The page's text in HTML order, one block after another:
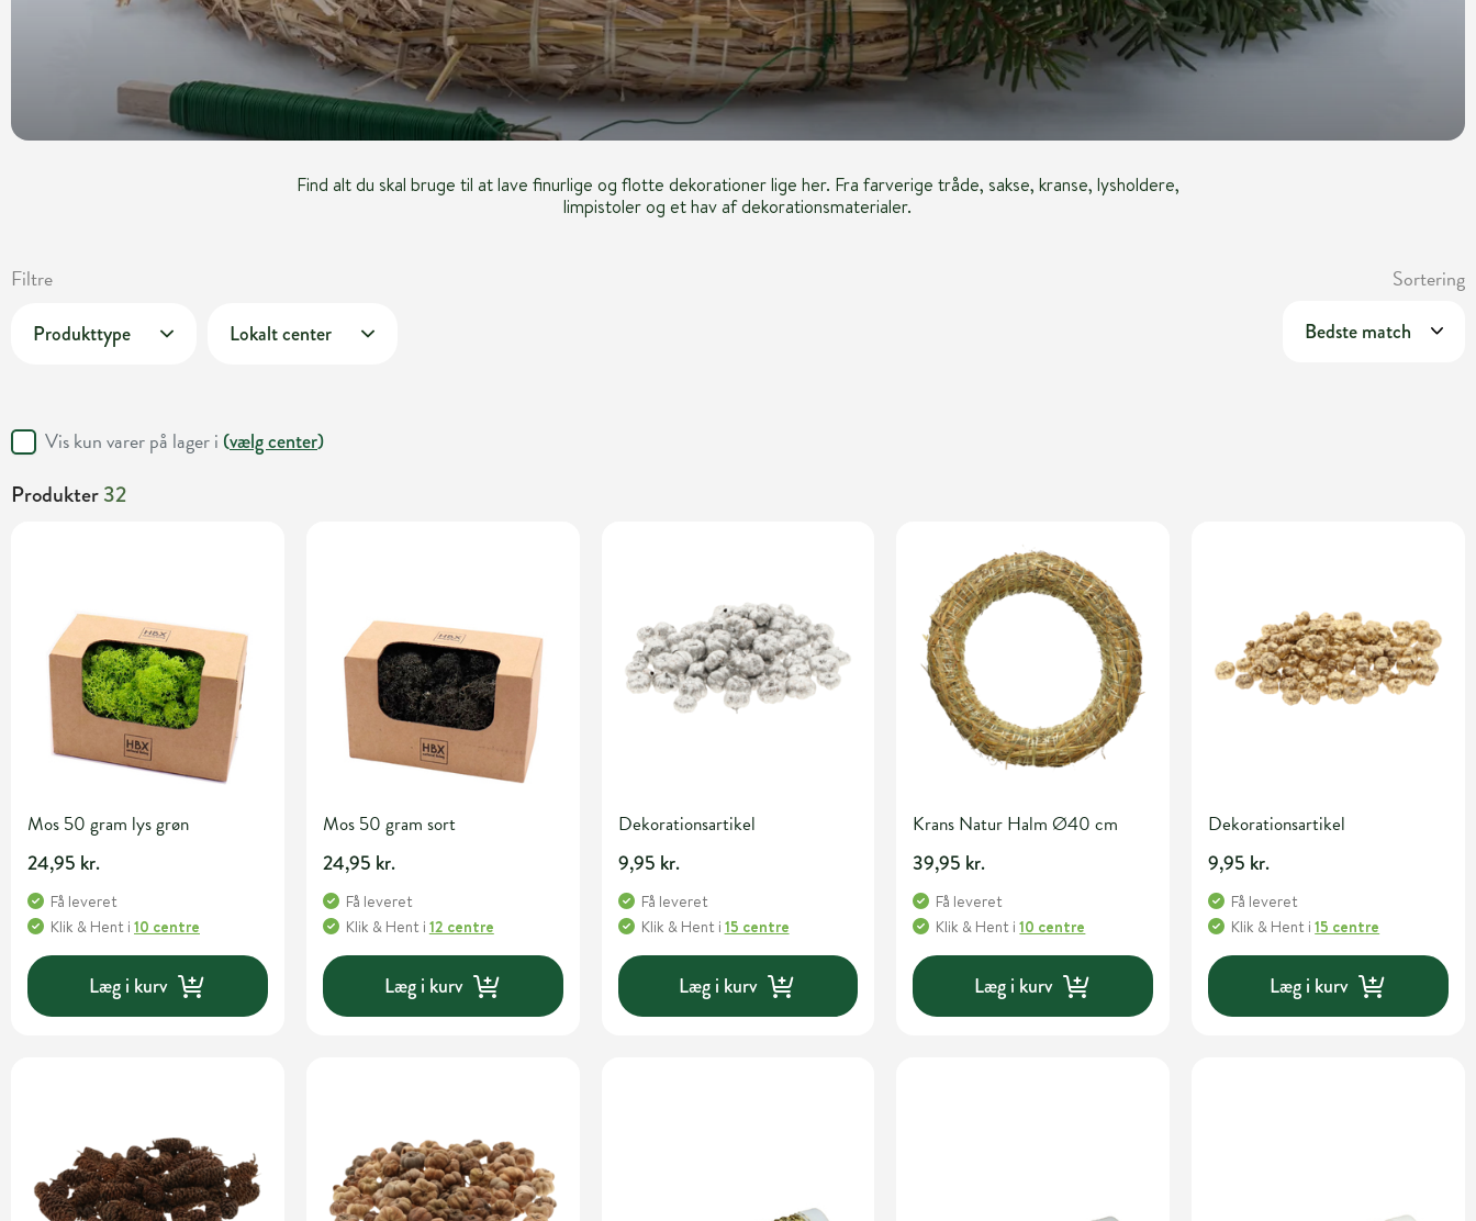
Find alt du skal bruge til at lave finurlige og flotte dekorationer lige her. Fra farverige tråde, sakse, kranse, lysholdere,
limpistoler og et hav af dekorationsmaterialer.
Filtre Sortering
Produkttype Lokalt center
Vis kun varer på lager i (vælg center)
Produkter32
Mos 50 gram lys grøn
24,95 kr.
Få leveret
Klik & Hent i 10 centre
Læg i kurv
Mos 50 gram sort
24,95 kr.
Få leveret
Klik & Hent i 12 centre
Læg i kurv
Dekorationsartikel
9,95 kr.
Få leveret
Klik & Hent i 15 centre
Læg i kurv
Krans Natur Halm Ø40 cm
39,95 kr.
Få leveret
Klik & Hent i10 centre
Læg i kurv
Dekorationsartikel
9,95 kr.
Få leveret
Klik & Hent i15 centre
Læg i kurv